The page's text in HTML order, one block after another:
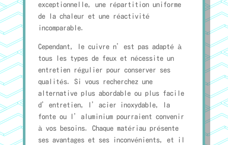
exceptionnelle, une répartition uniforme
de la chaleur et une réactivité
incomparable.
Cependant, le cuivre n’est pas adapté à
tous les types de feux et nécessite un
entretien régulier pour conserver ses
qualités. Si vous recherchez une
alternative plus abordable ou plus facile
d’entretien, l’acier inoxydable, la
fonte ou l’aluminium pourraient convenir
à vos besoins. Chaque matériau présente
ses avantages et ses inconvénients, et il